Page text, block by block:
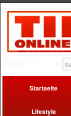
Startseite
Lifestyle